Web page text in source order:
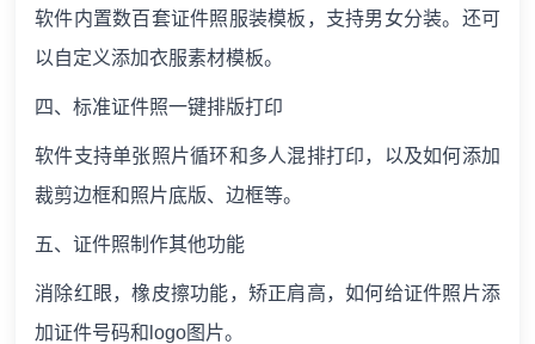
软件内置数百套证件照服装模板，支持男女分装。还可
以自定义添加衣服素材模板。
四、标准证件照一键排版打印
软件支持单张照片循环和多人混排打印，以及如何添加
裁剪边框和照片底版、边框等。
五、证件照制作其他功能
消除红眼，橡皮擦功能，矫正肩高，如何给证件照片添
加证件号码和logo图片。